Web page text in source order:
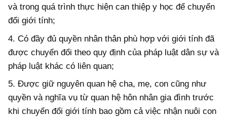
và trong quá trình thực hiện can thiệp y học để chuyển
đổi giới tính;
4. Có đầy đủ quyền nhân thân phù hợp với giới tính đã
được chuyển đổi theo quy định của pháp luật dân sự và
pháp luật khác có liên quan;
5. Được giữ nguyên quan hệ cha, mẹ, con cũng như
quyền và nghĩa vụ từ quan hệ hôn nhân gia đình trước
khi chuyển đổi giới tính bao gồm cả việc nhận nuôi con